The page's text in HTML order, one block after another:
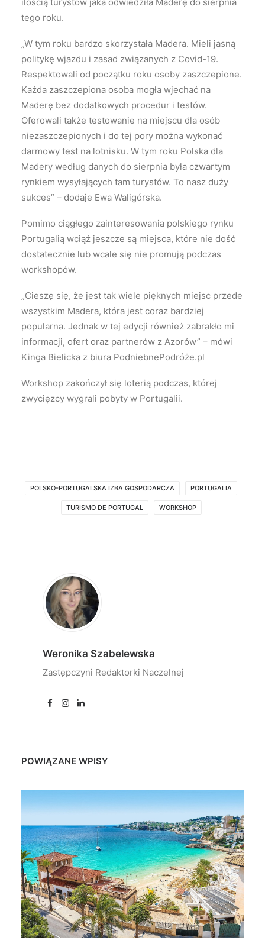
tego roku.
„W tym roku bardzo skorzystała Madera. Mieli jasną
politykę wjazdu i zasad związanych z Covid-19.
Respektowali od początku roku osoby zaszczepione.
Każda zaszczepiona osoba mogła wjechać na
Maderę bez dodatkowych procedur i testów.
Oferowali także testowanie na miejscu dla osób
niezaszczepionych i do tej pory można wykonać
darmowy test na lotnisku. W tym roku Polska dla
Madery według danych do sierpnia była czwartym
rynkiem wysyłających tam turystów. To nasz duży
sukces” – dodaje Ewa Waligórska.
Pomimo ciągłego zainteresowania polskiego rynku
Portugalią wciąż jeszcze są miejsca, które nie dość
dostatecznie lub wcale się nie promują podczas
workshopów.
„Cieszę się, że jest tak wiele pięknych miejsc przede
wszystkim Madera, która jest coraz bardziej
popularna. Jednak w tej edycji również zabrakło mi
informacji, ofert oraz partnerów z Azorów” – mówi
Kinga Bielicka z biura PodniebnePodróże.pl
Workshop zakończył się loterią podczas, której
zwycięzcy wygrali pobyty w Portugalii.
POLSKO-PORTUGALSKA IZBA GOSPODARCZA PORTUGALIA
TURISMO DE PORTUGAL WORKSHOP
Weronika Szabelewska
Zastępczyni Redaktorki Naczelnej
POWIĄZANE WPISY